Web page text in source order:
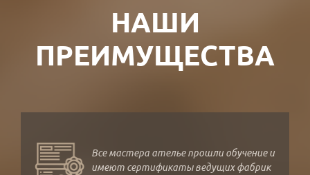
НАШИ
ПРЕИМУЩЕСТВА
Все мастера ателье прошли обучение и
имеют сертификаты ведущих фабрик